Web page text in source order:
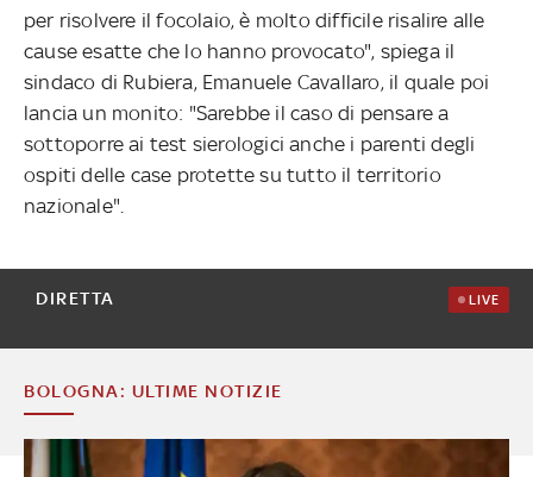
per risolvere il focolaio, è molto difficile risalire alle
cause esatte che lo hanno provocato", spiega il
sindaco di Rubiera, Emanuele Cavallaro, il quale poi
lancia un monito: "Sarebbe il caso di pensare a
sottoporre ai test sierologici anche i parenti degli
ospiti delle case protette su tutto il territorio
nazionale".
DIRETTA LIVE
BOLOGNA: ULTIME NOTIZIE